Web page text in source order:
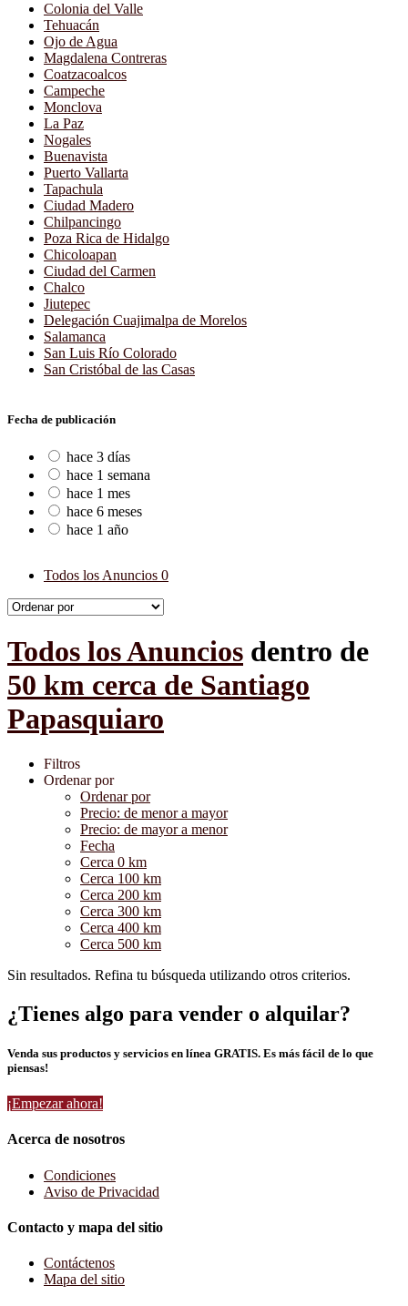
Colonia del Valle
Tehuacán
Ojo de Agua
Magdalena Contreras
Coatzacoalcos
Campeche
Monclova
La Paz
Nogales
Buenavista
Puerto Vallarta
Tapachula
Ciudad Madero
Chilpancingo
Poza Rica de Hidalgo
Chicoloapan
Ciudad del Carmen
Chalco
Jiutepec
Delegación Cuajimalpa de Morelos
Salamanca
San Luis Río Colorado
San Cristóbal de las Casas
Fecha de publicación
hace 3 días
hace 1 semana
hace 1 mes
hace 6 meses
hace 1 año
Todos los Anuncios 0
Todos los Anuncios dentro de
50 km cerca de Santiago
Papasquiaro
Filtros
Ordenar por
Ordenar por
Precio: de menor a mayor
Precio: de mayor a menor
Fecha
Cerca 0 km
Cerca 100 km
Cerca 200 km
Cerca 300 km
Cerca 400 km
Cerca 500 km
Sin resultados. Refina tu búsqueda utilizando otros criterios.
¿Tienes algo para vender o alquilar?
Venda sus productos y servicios en línea GRATIS. Es más fácil de lo que
piensas!
¡Empezar ahora!
Acerca de nosotros
Condiciones
Aviso de Privacidad
Contacto y mapa del sitio
Contáctenos
Mapa del sitio